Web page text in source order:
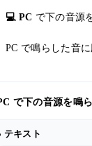
💻 PC で下の音源
PC で鳴らした音に
で下の音源を鳴
テキスト